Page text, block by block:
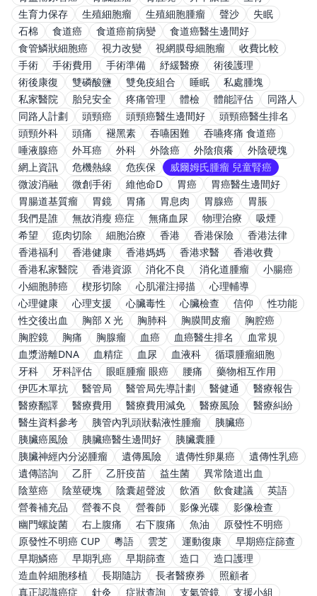
生育力保存
生殖細胞瘤 生殖細胞腫瘤 聲沙
失眠
石棉
食道癌 食道癌前病變
食道癌醫生邊間好
食管鱗狀細胞癌
視力改變 視網膜母細胞瘤
收費比較
手術
手術費用 手術準備 紓緩醫療
術後護理
術後康復
雙磷酸鹽 雙免疫組合 睡眠
私處腫塊
私家醫院
胎兒安全 疼痛管理 體檢 體能評估
同路人
同路人計劃
頭頸癌 頭頸癌醫生邊間好
頭頸癌醫生排名
頭頸外科
頭痛 褪黑素 吞嚥困難
吞嚥疼痛 食道癌
唾液腺癌
外耳癌 外科 外陰癌 外陰痕癢
外陰硬塊
網上資訊
危機熱線 危疾保
威爾姆氏腫瘤 兒童腎癌
微波消融
微創手術 維他命D 胃癌
胃癌醫生邊間好
胃腸道基質瘤
胃鏡 胃痛 胃息肉 胃腺癌
胃脹
我們是誰
無故消瘦 癌症 無痛血尿 物理治療
吸煙
希望
瘜肉切除 細胞治療 香港 香港保險
香港法律
香港福利
香港健康 香港媽媽 香港求醫
香港收費
香港私家醫院
香港資源 消化不良 消化道腫瘤
小腸癌
小細胞肺癌
楔形切除 心肌灌注掃描
心理輔導
心理健康
心理支援 心臟毒性 心臟檢查 信仰
性功能
性交後出血
胸部 X 光 胸肺科 胸膜間皮瘤
胸腔癌
胸腔鏡
胸痛 胸腺瘤 血癌 血癌醫生排名
血常規
血漿游離DNA
血精症 血尿 血液科
循環腫瘤細胞
牙科
牙科評估 眼眶腫瘤 眼癌 腰痛
藥物相互作用
伊匹木單抗
醫管局 醫管局先導計劃 醫健通
醫療報告
醫療翻譯
醫療費用 醫療費用減免 醫療風險
醫療糾紛
醫生資料參考
胰管內乳頭狀黏液性腫瘤
胰臟癌
胰臟癌風險
胰臟癌醫生邊間好
胰臟囊腫
胰臟神經內分泌腫瘤
遺傳風險 遺傳性卵巢癌
遺傳性乳癌
遺傳諮詢
乙肝 乙肝疫苗 益生菌
異常陰道出血
陰莖癌
陰莖硬塊 陰囊超聲波 飲酒 飲食建議
英語
營養補充品
營養不良 營養師 影像光碟
影像檢查
幽門螺旋菌
右上腹痛 右下腹痛 魚油
原發性不明癌
原發性不明癌 CUP
粵語 雲芝 運動復康
早期癌症篩查
早期鱗癌
早期乳癌 早期篩查 造口
造口護理
造血幹細胞移植
長期隨訪 長者醫療券
照顧者
真正認識癌症
針灸 症狀查詢 支氣管鏡
支援小組